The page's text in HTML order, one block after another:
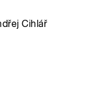
Cihlář